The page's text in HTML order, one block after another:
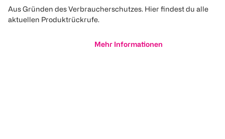
Aus Gründen des Verbraucherschutzes. Hier findest du alle
aktuellen Produktrückrufe.
Mehr Informationen